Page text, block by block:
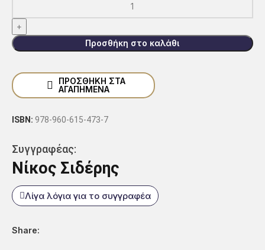
Προσθήκη στο καλάθι
ΠΡΟΣΘΉΚΗ ΣΤΑ
ΑΓΑΠΗΜΈΝΑ
ISBN: 978-960-615-473-7
Συγγραφέας:
Νίκος Σιδέρης
Λίγα λόγια για το συγγραφέα
Share: